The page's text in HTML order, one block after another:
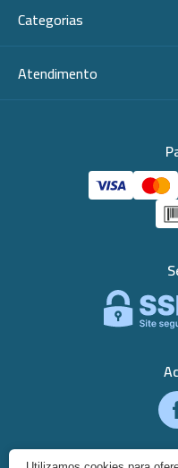
Categorias
Atendimento